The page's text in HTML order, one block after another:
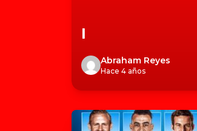
I
Abraham Reyes
Hace 4 años